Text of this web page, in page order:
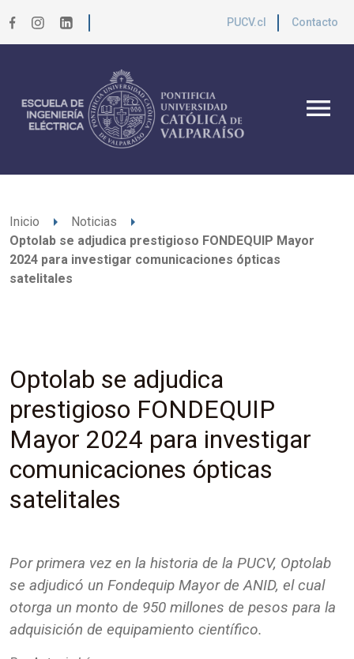
PUCV.cl Contacto
menu
Inicio arrow_right Noticias arrow_right
Optolab se adjudica prestigioso FONDEQUIP Mayor
2024 para investigar comunicaciones ópticas
satelitales
Optolab se adjudica
prestigioso FONDEQUIP
Mayor 2024 para investigar
comunicaciones ópticas
satelitales
Por primera vez en la historia de la PUCV, Optolab
se adjudicó un Fondequip Mayor de ANID, el cual
otorga un monto de 950 millones de pesos para la
adquisición de equipamiento científico.